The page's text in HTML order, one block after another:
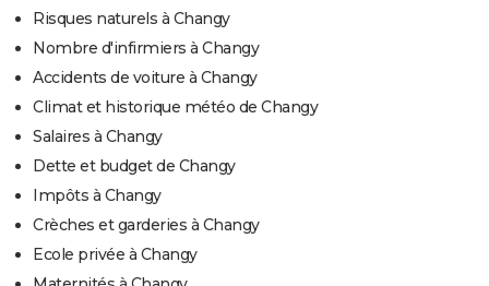
Risques naturels à Changy
Nombre d'infirmiers à Changy
Accidents de voiture à Changy
Climat et historique météo de Changy
Salaires à Changy
Dette et budget de Changy
Impôts à Changy
Crèches et garderies à Changy
Ecole privée à Changy